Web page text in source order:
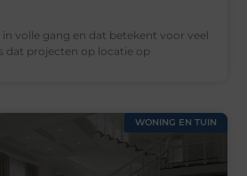
in volle gang en dat betekent voor veel
dat projecten op locatie op
WONING EN TUIN